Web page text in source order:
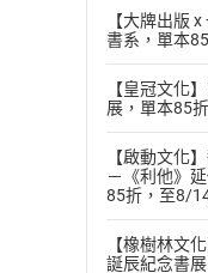
【大牌出版
書系，單本
【皇冠文化
展，單本85
【啟動文化
－《利他》
85折，至8/
【橡樹林文
誕辰紀念書